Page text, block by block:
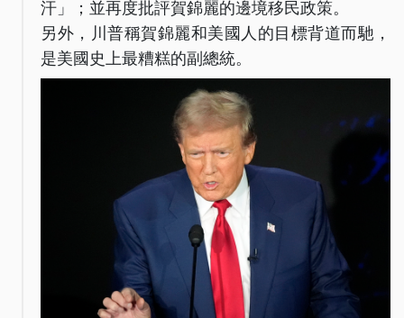
汗」；並再度批評賀錦麗的邊境移民政策。
另外，川普稱賀錦麗和美國人的目標背道而馳，
是美國史上最糟糕的副總統。